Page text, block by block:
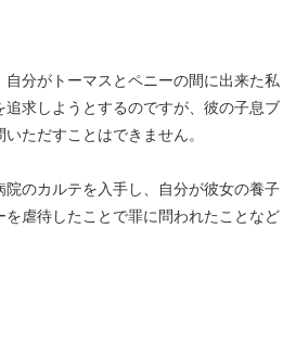
分がトーマスとペニーの間に出来た私
求しようとするのですが、彼の子息ブ
ただすことはできません。
のカルテを入手し、自分が彼女の養子
虐待したことで罪に問われたことなど